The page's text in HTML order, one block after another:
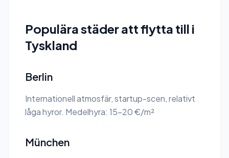
Populära städer att flytta till i
Tyskland
Berlin
Internationell atmosfär, startup-scen, relativt
låga hyror. Medelhyra: 15-20 €/m²
München